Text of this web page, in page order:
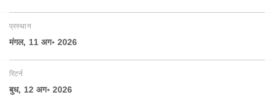
प्रस्थान
मंगल, 11 अग॰ 2026
रिटर्न
बुध, 12 अग॰ 2026